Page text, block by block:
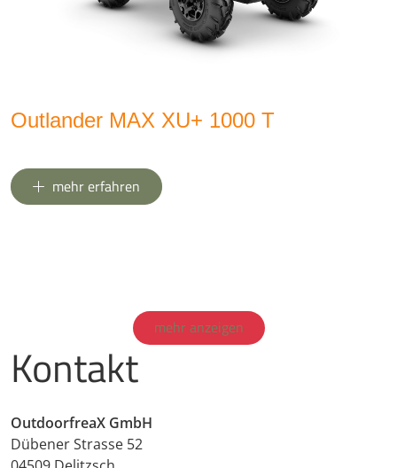
Outlander MAX XU+ 1000 T
mehr erfahren
mehr anzeigen
Kontakt
OutdoorfreaX GmbH
Dübener Strasse 52